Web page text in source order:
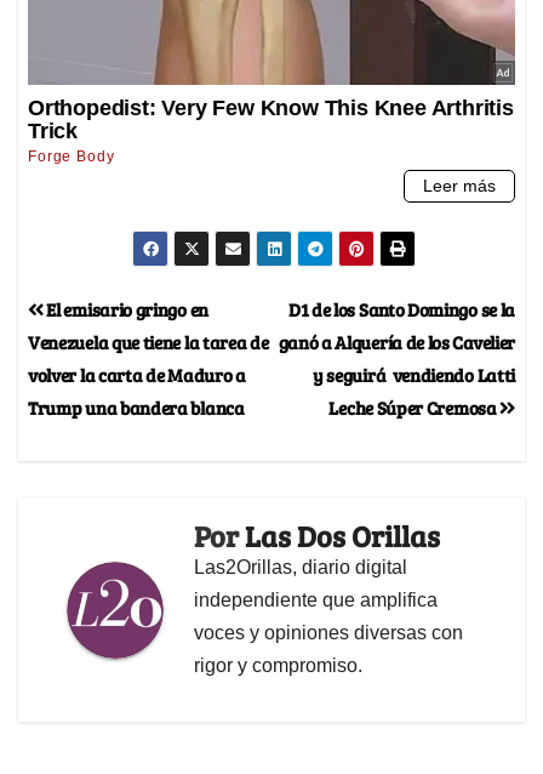
D1 de los Santo Domingo se la
ganó a Alquería de los Cavelier
y seguirá vendiendo Latti
Leche Súper Cremosa
El emisario gringo en
Venezuela que tiene la tarea de
volver la carta de Maduro a
Trump una bandera blanca
PorLas Dos Orillas
Las2Orillas, diario digital
independiente que amplifica
voces y opiniones diversas con
rigor y compromiso.